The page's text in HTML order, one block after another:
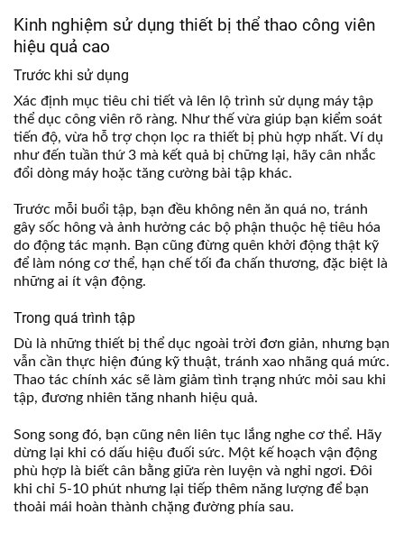
Kinh nghiệm sử dụng thiết bị thể thao công viên
hiệu quả cao
Trước khi sử dụng
Xác định mục tiêu chi tiết và lên lộ trình sử dụng máy tập
thể dục công viên rõ ràng. Như thế vừa giúp bạn kiểm soát
tiến độ, vừa hỗ trợ chọn lọc ra thiết bị phù hợp nhất. Ví dụ
như đến tuần thứ 3 mà kết quả bị chững lại, hãy cân nhắc
đổi dòng máy hoặc tăng cường bài tập khác.
Trước mỗi buổi tập, bạn đều không nên ăn quá no, tránh
gây sốc hông và ảnh hưởng các bộ phận thuộc hệ tiêu hóa
do động tác mạnh. Bạn cũng đừng quên khởi động thật kỹ
để làm nóng cơ thể, hạn chế tối đa chấn thương, đặc biệt là
những ai ít vận động.
Trong quá trình tập
Dù là những thiết bị thể dục ngoài trời đơn giản, nhưng bạn
vẫn cần thực hiện đúng kỹ thuật, tránh xao nhãng quá mức.
Thao tác chính xác sẽ làm giảm tình trạng nhức mỏi sau khi
tập, đương nhiên tăng nhanh hiệu quả.
Song song đó, bạn cũng nên liên tục lắng nghe cơ thể. Hãy
dừng lại khi có dấu hiệu đuối sức. Một kế hoạch vận động
phù hợp là biết cân bằng giữa rèn luyện và nghỉ ngơi. Đôi
khi chỉ 5-10 phút nhưng lại tiếp thêm năng lượng để bạn
thoải mái hoàn thành chặng đường phía sau.